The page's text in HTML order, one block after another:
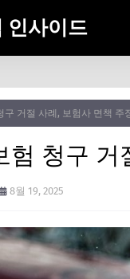
인사이드
구 거절 사례, 보험사 면책 주
험 청구
8월 19, 2025